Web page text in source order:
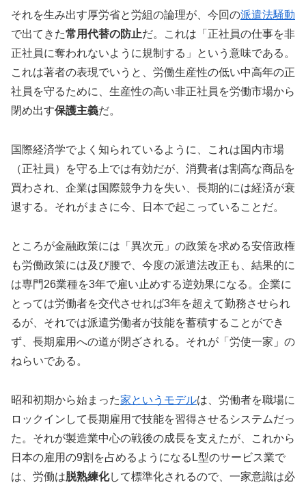
それを生み出す厚労省と労組の論理が、今回の派遣法騒動
で出てきた常用代替の防止だ。これは「正社員の仕事を非
正社員に奪われないように規制する」という意味である。
これは著者の表現でいうと、労働生産性の低い中高年の正
社員を守るために、生産性の高い非正社員を労働市場から
閉め出す保護主義だ。
国際経済学でよく知られているように、これは国内市場
（正社員）を守る上では有効だが、消費者は割高な商品を
買わされ、企業は国際競争力を失い、長期的には経済が衰
退する。それがまさに今、日本で起こっていることだ。
ところが金融政策には「異次元」の政策を求める安倍政権
も労働政策には及び腰で、今度の派遣法改正も、結果的に
は専門26業種を3年で雇い止めする逆効果になる。企業に
とっては労働者を交代させれば3年を超えて勤務させられ
るが、それでは派遣労働者が技能を蓄積することができ
ず、長期雇用への道が閉ざされる。それが「労使一家」の
ねらいである。
昭和初期から始まった家というモデルは、労働者を職場に
ロックインして長期雇用で技能を習得させるシステムだっ
た。それが製造業中心の戦後の成長を支えたが、これから
日本の雇用の9割を占めるようになるL型のサービス業で
は、労働は脱熟練化して標準化されるので、一家意識は必